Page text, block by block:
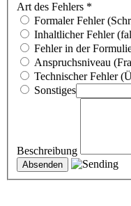
Art des Fehlers *
Formaler Fehler
Inhaltlicher Fehler
Fehler in der
Anspruchsniveau
Technischer Fehler
Sonstiges
Beschreibung